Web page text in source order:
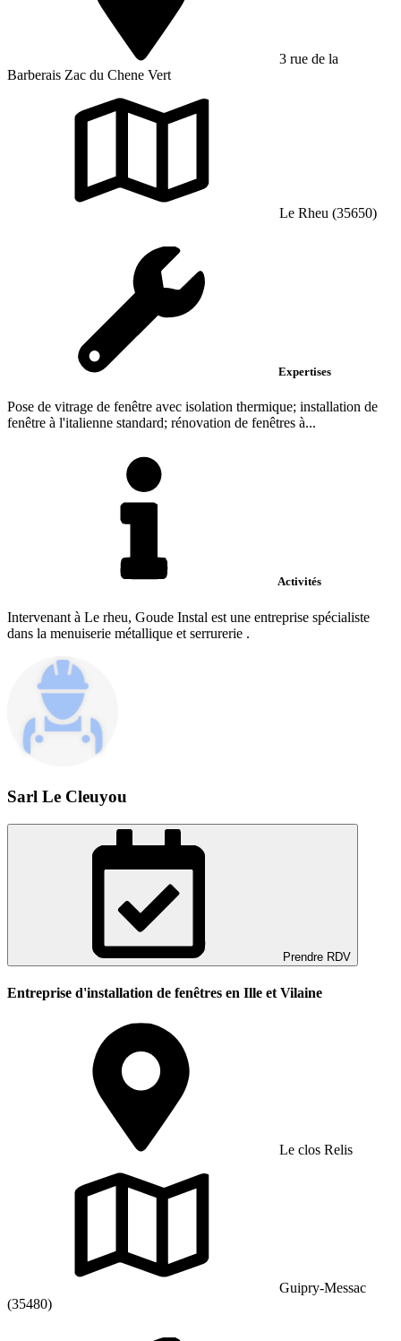
3 rue de la
Barberais Zac du Chene Vert
Le Rheu (35650)
Expertises
Pose de vitrage de fenêtre avec isolation thermique; installation de
fenêtre à l'italienne standard; rénovation de fenêtres à...
Activités
Intervenant à Le rheu, Goude Instal est une entreprise spécialiste
dans la menuiserie métallique et serrurerie .
Sarl Le Cleuyou
Prendre RDV
Entreprise d'installation de fenêtres en Ille et Vilaine
Le clos Relis
Guipry-Messac
(35480)